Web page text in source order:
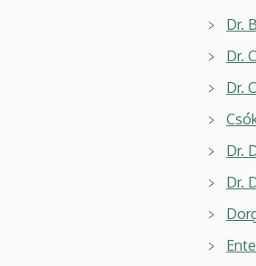
Dr.
Dr.
Dr.
Dr.
Dr.